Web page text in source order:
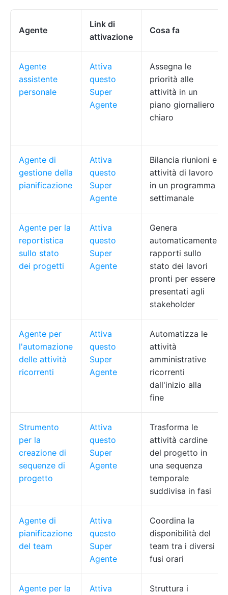
Agente
Link di
attivazione
Cosa fa
Agente
assistente
personale
Attiva
questo
Super
Agente
Assegna le
priorità alle
attività in un
piano giornaliero
chiaro
Agente di
gestione della
pianificazione
Attiva
questo
Super
Agente
Bilancia riunioni e
attività di lavoro
in un programma
settimanale
Agente per la
reportistica
sullo stato
dei progetti
Attiva
questo
Super
Agente
Genera
automaticamente
rapporti sullo
stato dei lavori
pronti per essere
presentati agli
stakeholder
Agente per
l'automazione
delle attività
ricorrenti
Attiva
questo
Super
Agente
Automatizza le
attività
amministrative
ricorrenti
dall'inizio alla
fine
Strumento
per la
creazione di
sequenze di
progetto
Attiva
questo
Super
Agente
Trasforma le
attività cardine
del progetto in
una sequenza
temporale
suddivisa in fasi
Agente di
pianificazione
del team
Attiva
questo
Super
Agente
Coordina la
disponibilità del
team tra i diversi
fusi orari
Agente per la Attiva Struttura i